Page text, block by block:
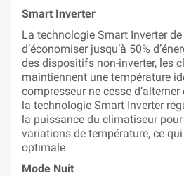
Smart Inverter
La technologie Smart Inverter
d’économiser jusqu’à 50%
des dispositifs non-inverter, les
maintiennent une température
compresseur ne cesse
la technologie Smart Inverter
la puissance du climatiseur
variations de température, ce
optimale
Mode Nuit